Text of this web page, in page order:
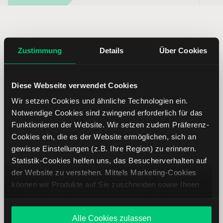
Zustimmung Details Über Cookies
Diese Webseite verwendet Cookies
Wir setzen Cookies und ähnliche Technologien ein.
Notwendige Cookies sind zwingend erforderlich für das
Funktionieren der Website. Wir setzen zudem Präferenz-
Cookies ein, die es der Website ermöglichen, sich an
gewisse Einstellungen (z.B. Ihre Region) zu erinnern.
Statistik-Cookies helfen uns, das Besucherverhalten auf
der Website zu verstehen. Mittels Marketing-Cookies
können wir Produkte auf Sie zuschneiden sowie Ihnen
Angebote unterbreiten. Sie entscheiden, welche Cookies
Sie zulassen oder ablehnen. Ihre Entscheidung können
Alle Cookies zulassen
Immer up to date – mit unseren
Newslettern
Ihre E-Mail-Adresse (erforderlich)
Abonnieren